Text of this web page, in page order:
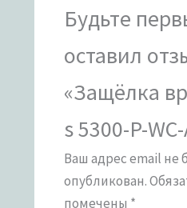
Будьте
оставил
«Защёлка
s 5300-P-
Ваш адрес email не
опубликован.
помечены *